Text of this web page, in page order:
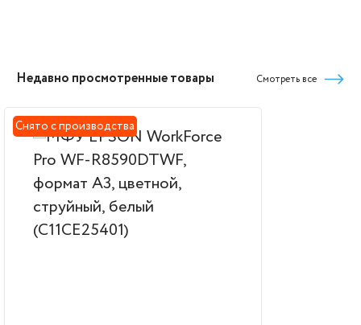
Недавно просмотренные товары Смотреть все
Снято с производства